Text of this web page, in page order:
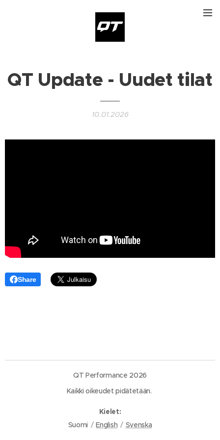
QT Update - Uudet tilat
10.01.2026
Share
QT Performance 2026
Kaikki oikeudet pidätetään.
Kielet
Suomi
English Svenska